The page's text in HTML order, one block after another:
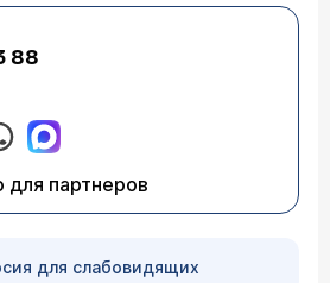
88
для партнеров
для слабовидящих